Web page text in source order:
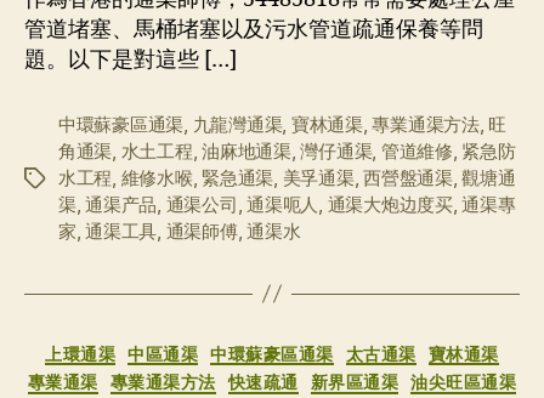
管道堵塞、馬桶堵塞以及污水管道疏通保養等問
題。以下是對這些 […]
标
中環蘇豪區通渠, 九龍灣通渠, 寶林通渠,專業通渠方法, 旺
角通渠, 水土工程,油麻地通渠,灣仔通渠, 管道維修, 紧急防
水工程, 維修水喉, 緊急通渠, 美孚通渠,西營盤通渠,觀塘通
渠,通渠产品, 通渠公司,通渠呃人, 通渠大炮边度买,通渠專
家,通渠工具, 通渠師傅,通渠水
分
类
上環通渠 中區通渠 中環蘇豪區通渠 太古通渠
寶林通渠
專業通渠
專業通渠方法 快速疏通 新界區通渠
油尖旺區通渠